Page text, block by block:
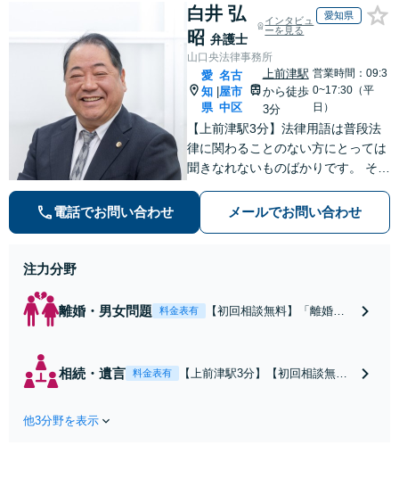
白井 弘
昭 弁護士
インタビュ
ーを見る
愛知県
山口央法律事務所
愛
知
県
名古
屋市
中区
上前津駅
から徒歩
3分
営業時間：09:3
0~17:30（平
日）
【上前津駅3分】法律用語は普段法
律に関わることのない方にとっては
聞きなれないものばかりです。 その
丁寧にこれからの対応を説明させて
いただきます。最善の解決策は何な
電話でお問い合わせ メールでお問い合わせ
注力分野
離婚・男女問題 料金表有
【初回相談無料】「離婚す
雑な課題も、依頼者様の状
相続・遺言 料金表有
【上前津駅3分】【初回相談無
他3分野を表示